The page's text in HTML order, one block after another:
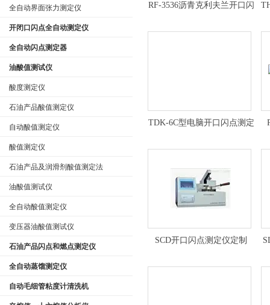
全自动界面张力测定仪
开闭口闪点全自动测定仪
全自动闪点测定器
油酸值测试仪
酸度测定仪
石油产品酸值测定仪
自动酸值测定仪
酸值测定仪
石油产品及润滑剂酸值测定法
油酸值测试仪
全自动酸值测定仪
变压器油酸值测试仪
石油产品闪点和燃点测定仪
全自动蒸馏测定仪
自动毛细管粘度计清洗机
RF-3536沥青克利夫兰开口闪
TDK-6C型电脑开口闪点测定
SCD开口闪点测定仪定制